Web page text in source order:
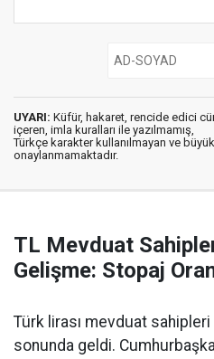
UYARI: Küfür, hakaret, rencide edici
içeren, imla kuralları ile yazılmamış,
Türkçe karakter kullanılmayan ve
onaylanmamaktadır.
TL Mevduat
Gelişme: Stopaj
Türk lirası mevduat
sonunda geldi.